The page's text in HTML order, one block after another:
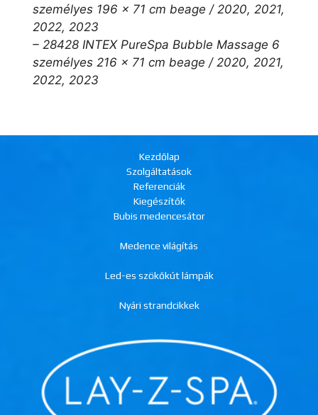
személyes 196 x 71 cm beage / 2020, 2021,
2022, 2023
– 28428 INTEX PureSpa Bubble Massage 6
személyes 216 x 71 cm beage / 2020, 2021,
2022, 2023
Kezdőlap
Szolgáltatások
Referenciák
Kiegészítők
Bubis medencesátor
Medence világítás
Led-es szökőkút lámpák
Nyári strandcikkek